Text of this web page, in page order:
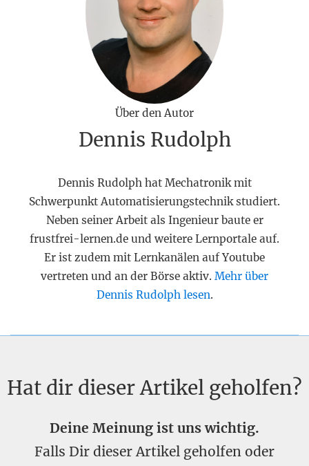
Über den Autor
Dennis Rudolph
Dennis Rudolph hat Mechatronik mit
Schwerpunkt Automatisierungstechnik studiert.
Neben seiner Arbeit als Ingenieur baute er
frustfrei-lernen.de und weitere Lernportale auf.
Er ist zudem mit Lernkanälen auf Youtube
vertreten und an der Börse aktiv. Mehr über
Dennis Rudolph lesen.
Hat dir dieser Artikel geholfen?
Deine Meinung ist uns wichtig.
Falls Dir dieser Artikel geholfen oder